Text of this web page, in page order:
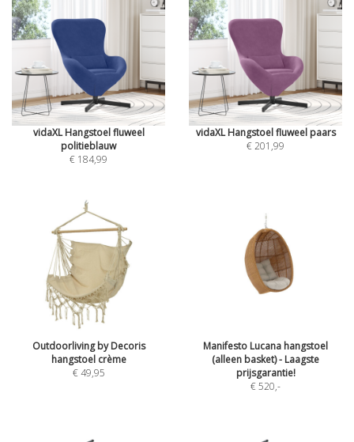
vidaXL Hangstoel fluweel
politieblauw
€ 184,99
vidaXL Hangstoel fluweel paars
€ 201,99
Outdoorliving by Decoris
hangstoel crème
€ 49,95
Manifesto Lucana hangstoel
(alleen basket) - Laagste
prijsgarantie!
€ 520,-